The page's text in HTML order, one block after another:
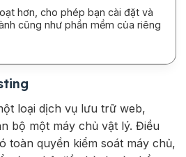
hơn, cho phép bạn cài đặt và
cũng như phần mềm của riêng
loại dịch vụ lưu trữ web,
bộ một máy chủ vật lý. Điều
toàn quyền kiểm soát máy chủ,